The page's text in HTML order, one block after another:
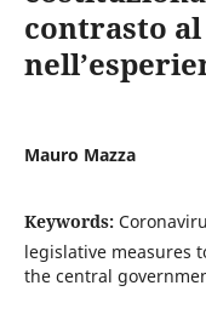
contrasto
Mauro Mazza
Keywords:
legislative measures
the central